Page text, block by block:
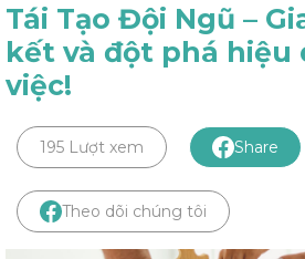
Tái Tạo Đội Ngũ –
kết và đột phá hiệu
việc!
195 Lượt xem Share
Theo dõi chúng tôi